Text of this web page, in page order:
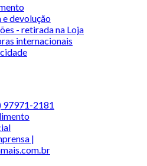
devolução
- retirada na Loja
internacionais
97971-2181
|